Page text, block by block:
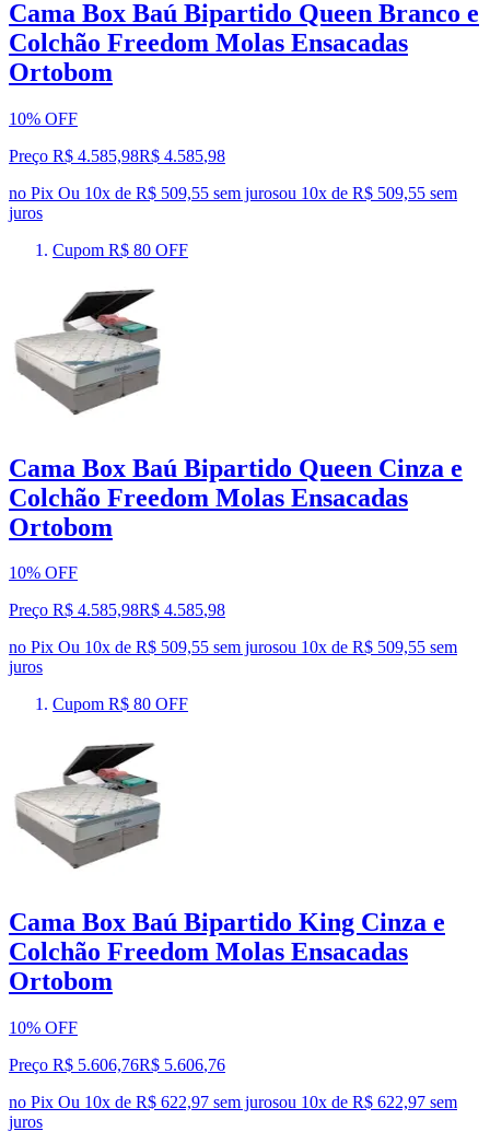
Cama Box Baú Bipartido Queen Branco e
Colchão Freedom Molas Ensacadas
Ortobom
10% OFF
Preço R$ 4.585,98R$ 4.585,98
no Pix Ou 10x de R$ 509,55 sem jurosou 10x de R$ 509,55 sem
juros
Cupom R$ 80 OFF
Cama Box Baú Bipartido Queen Cinza e
Colchão Freedom Molas Ensacadas
Ortobom
10% OFF
Preço R$ 4.585,98R$ 4.585,98
no Pix Ou 10x de R$ 509,55 sem jurosou 10x de R$ 509,55 sem
juros
Cupom R$ 80 OFF
Cama Box Baú Bipartido King Cinza e
Colchão Freedom Molas Ensacadas
Ortobom
10% OFF
Preço R$ 5.606,76R$ 5.606,76
no Pix Ou 10x de R$ 622,97 sem jurosou 10x de R$ 622,97 sem
juros